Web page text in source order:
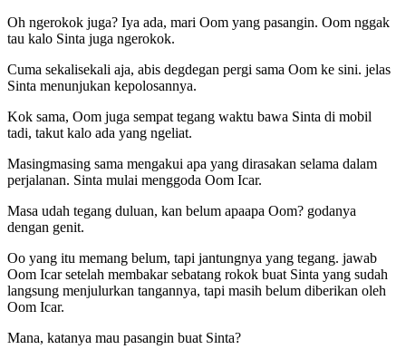
Oh ngerokok juga? Iya ada, mari Oom yang pasangin. Oom nggak
tau kalo Sinta juga ngerokok.
Cuma sekalisekali aja, abis degdegan pergi sama Oom ke sini. jelas
Sinta menunjukan kepolosannya.
Kok sama, Oom juga sempat tegang waktu bawa Sinta di mobil
tadi, takut kalo ada yang ngeliat.
Masingmasing sama mengakui apa yang dirasakan selama dalam
perjalanan. Sinta mulai menggoda Oom Icar.
Masa udah tegang duluan, kan belum apaapa Oom? godanya
dengan genit.
Oo yang itu memang belum, tapi jantungnya yang tegang. jawab
Oom Icar setelah membakar sebatang rokok buat Sinta yang sudah
langsung menjulurkan tangannya, tapi masih belum diberikan oleh
Oom Icar.
Mana, katanya mau pasangin buat Sinta?